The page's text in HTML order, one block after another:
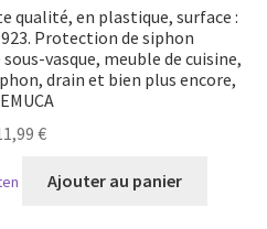
qualité, en plastique, surface :
Protection de siphon
vasque, meuble de cuisine,
drain et bien plus encore,
€
Ajouter au panier